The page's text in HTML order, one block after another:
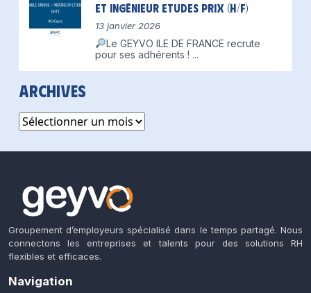
et Ingénieur Etudes Prix (H/F)
13 janvier 2026
Le GEYVO ILE DE FRANCE recrute
pour ses adhérents ! ...
Archives
Archives
Groupement d’employeurs spécialisé dans le temps partagé. Nous
connectons les entreprises et talents pour des solutions RH
flexibles et efficaces.
Navigation